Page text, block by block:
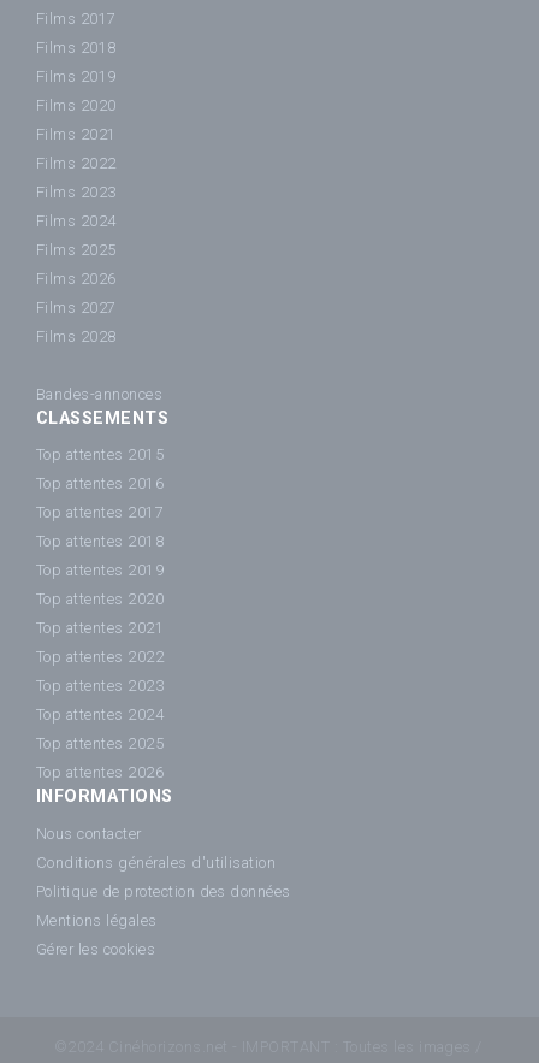
Films 2017
Films 2018
Films 2019
Films 2020
Films 2021
Films 2022
Films 2023
Films 2024
Films 2025
Films 2026
Films 2027
Films 2028
Bandes-annonces
CLASSEMENTS
Top attentes 2015
Top attentes 2016
Top attentes 2017
Top attentes 2018
Top attentes 2019
Top attentes 2020
Top attentes 2021
Top attentes 2022
Top attentes 2023
Top attentes 2024
Top attentes 2025
Top attentes 2026
INFORMATIONS
Nous contacter
Conditions générales d'utilisation
Politique de protection des données
Mentions légales
Gérer les cookies